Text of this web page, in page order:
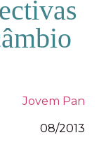
Jovem Pan
08/2013